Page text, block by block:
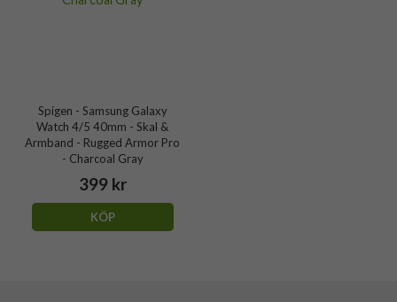
Spigen - Samsung Galaxy
Watch 4/5 40mm - Skal &
Armband - Rugged Armor Pro
- Charcoal Gray
399 kr
KÖP